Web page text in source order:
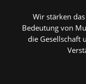
Wir stärken
Bedeutung von
die Gesellschaft